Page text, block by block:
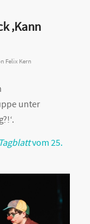
‚Kann
Felix Kern
unter
vom 25.